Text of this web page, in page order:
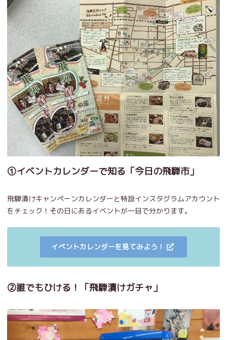
①イベントカレンダーで知る「今日の飛騨市」
飛騨漬けキャンペーンカレンダーと特設インスタグラムアカウント
をチェック！その日にあるイベントが一目で分かります。
イベントカレンダーを見てみよう！
②誰でもひける！「飛騨漬けガチャ」